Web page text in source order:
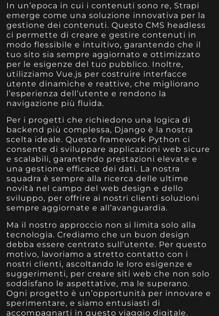
In un’epoca in cui i contenuti sono re, Strapi
emerge come una soluzione innovativa per la
gestione dei contenuti. Questo CMS headless
ci permette di creare e gestire contenuti in
modo flessibile e intuitivo, garantendo che il
tuo sito sia sempre aggiornato e ottimizzato
per le esigenze del tuo pubblico. Inoltre,
utilizziamo Vue.js per costruire interfacce
utente dinamiche e reattive, che migliorano
l’esperienza dell’utente e rendono la
navigazione più fluida.
Per i progetti che richiedono una logica di
backend più complessa, Django è la nostra
scelta ideale. Questo framework Python ci
consente di sviluppare applicazioni web sicure
e scalabili, garantendo prestazioni elevate e
una gestione efficace dei dati. La nostra
squadra è sempre alla ricerca delle ultime
novità nel campo del web design e dello
sviluppo, per offrire ai nostri clienti soluzioni
sempre aggiornate e all’avanguardia.
Ma il nostro approccio non si limita solo alla
tecnologia. Crediamo che un buon design
debba essere centrato sull’utente. Per questo
motivo, lavoriamo a stretto contatto con i
nostri clienti, ascoltando le loro esigenze e
suggerimenti, per creare siti web che non solo
soddisfano le aspettative, ma le superano.
Ogni progetto è un’opportunità per innovare e
sperimentare, e siamo entusiasti di
accompagnarti in questo viaggio digitale.